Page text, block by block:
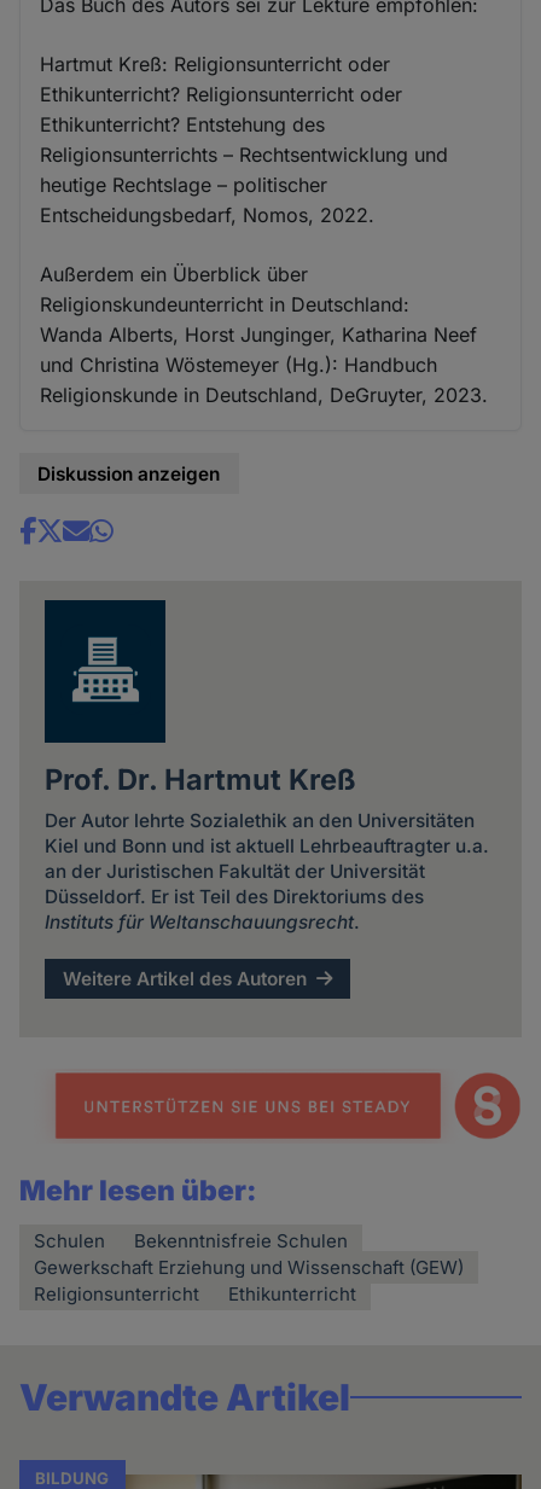
Hartmut Kreß: Religionsunterricht oder
Ethikunterricht? Religionsunterricht oder
Ethikunterricht? Entstehung des
Religionsunterrichts – Rechtsentwicklung und
heutige Rechtslage – politischer
Entscheidungsbedarf, Nomos, 2022.
Außerdem ein Überblick über
Religionskundeunterricht in Deutschland:
Wanda Alberts, Horst Junginger, Katharina Neef
und Christina Wöstemeyer (Hg.): Handbuch
Religionskunde in Deutschland, DeGruyter, 2023.
Diskussion anzeigen
Share
Prof. Dr. Hartmut Kreß
Der Autor lehrte Sozialethik an den Universitäten
Kiel und Bonn und ist aktuell Lehrbeauftragter u.a.
an der Juristischen Fakultät der Universität
Düsseldorf. Er ist Teil des Direktoriums des
Instituts für Weltanschauungsrecht.
Weitere Artikel des Autoren
Mehr lesen über:
Schulen
Bekenntnisfreie Schulen
Gewerkschaft Erziehung und Wissen­schaft (GEW)
Religionsunterricht
Ethikunterricht
Verwandte Artikel
BILDUNG